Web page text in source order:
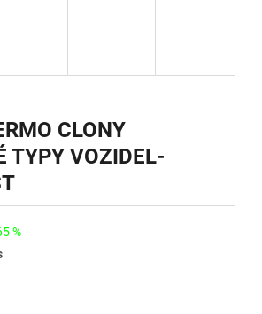
CLONY
TYPY VOZIDEL-
%